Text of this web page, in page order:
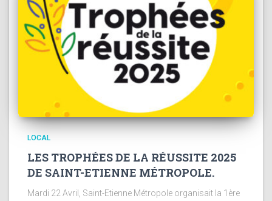
LOCAL
LES TROPHÉES DE LA RÉUSSITE 2025
DE SAINT-ETIENNE MÉTROPOLE.
Mardi 22 Avril, Saint-Etienne Métropole organisait la 1ère